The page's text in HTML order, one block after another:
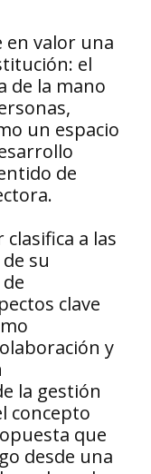
en valor una
el
de la mano
un espacio
de
a las
su
clave
y
la gestión
concepto
que
desde una